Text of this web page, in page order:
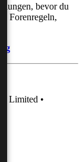
bevor du
Forenregeln,
Limited •